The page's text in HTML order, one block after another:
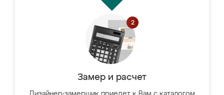
Замер и расчет